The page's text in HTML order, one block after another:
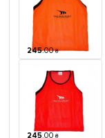
245.00 ₴
245.00 ₴